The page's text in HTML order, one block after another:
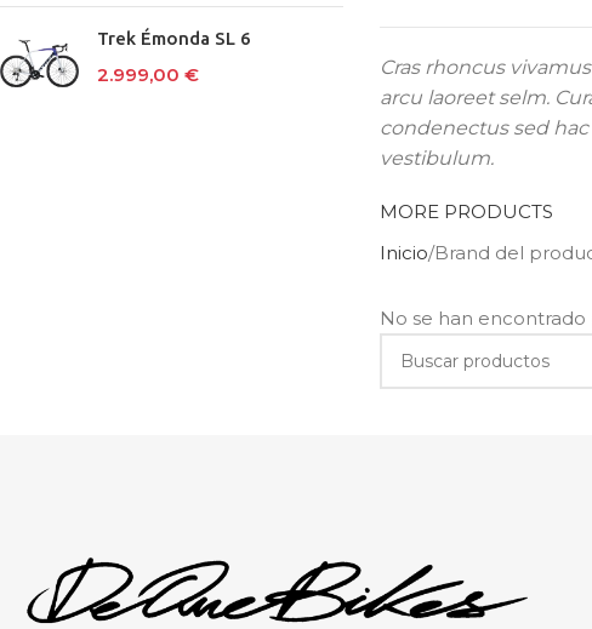
Trek Émonda SL 6
2.999,00 €
Cras rhoncus
arcu laoreet selm.
condenectus sed
vestibulum.
MORE PRODUCTS
Inicio Brand del
No se han